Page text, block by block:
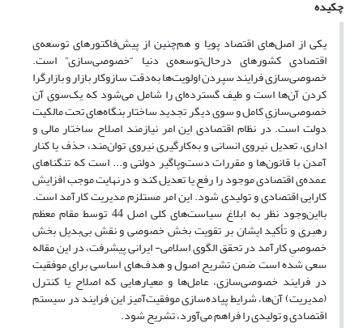
چکیده
یکی از اصل‌های اقتصاد پویا و هم‌چنین از پیش‌فاکتورهای توسعه‌ی
اقتصادی کشورهای درحال‌توسعه‌ی دنیا “خصوصی‌سازی” است.
خصوصی‌سازی فرایند سپردن اولویت‌ها به‌دقت سازوکار بازار و بازارگرا
کردن آن‌ها است و طیف گسترده‌ای را شامل می‌شود که یک‌سوی آن
خصوصی‌سازیِ کامل و سوی دیگر تجدید ساختار بنگاه‌های تحت مالکیت
دولت است. در نظام اقتصادی این امر نیازمند اصلاح ساختار مالی و
اداری، تعدیل نیروی انسانی و به‌کارگیری نیروی توان‌مند، حذف یا کنار
آمدن با قانون‌ها و مقررات دست‌وپاگیر دولتی و... است که تنگناهای
عمده‌ی اقتصادی موجود را رفع یا تعدیل کند و درنهایت موجب افزایش
کارایی اقتصادی و تولیدی شود. این امر مستلزم مدیریت کارآمد است.
بااین‌وجود نظر به ابلاغ سیاست‌های کلی اصل 44 توسط مقام معظم
رهبری و تأکید ایشان بر تقویت بخش خصوصی و نقش بی‌بدیل بخش
خصوصیِ کارآمد در تحقق الگوی اسلامی- ایرانی پیشرفت، در این مقاله
سعی شده است ضمن تشریح اصول و هدف‌های اساسی برای موفقیت
در فرایند خصوصی‌سازی، عامل‌ها و معیارهایی که اصلاح یا کنترل
(مدیریت) آن‌ها، شرایط پیاده‌سازی موفقیت‌آمیز این فرایند در سیستم
اقتصادی و تولیدی را فراهم می‌آورد، تشریح شود.